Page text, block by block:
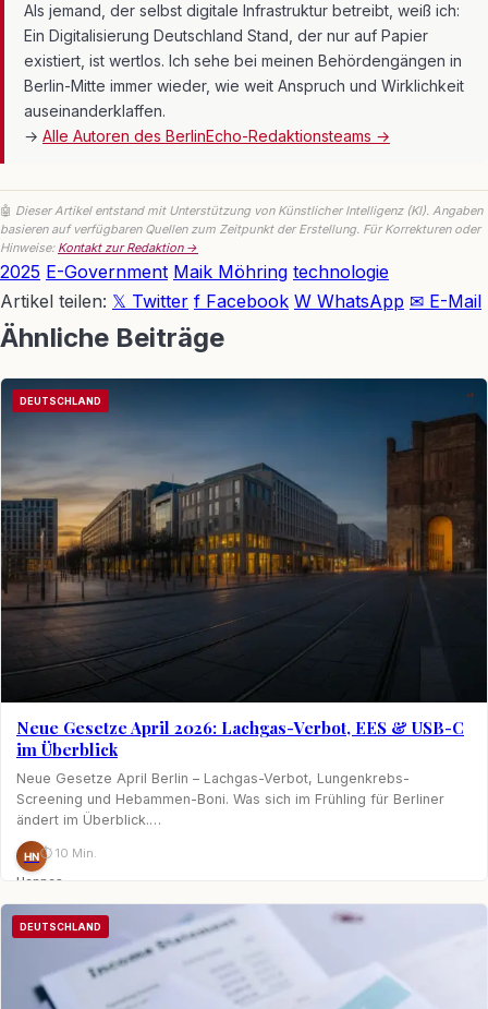
Als jemand, der selbst digitale Infrastruktur betreibt, weiß ich:
Ein Digitalisierung Deutschland Stand, der nur auf Papier
existiert, ist wertlos. Ich sehe bei meinen Behördengängen in
Berlin-Mitte immer wieder, wie weit Anspruch und Wirklichkeit
auseinanderklaffen.
→ Alle Autoren des BerlinEcho-Redaktionsteams →
🤖 Dieser Artikel entstand mit Unterstützung von Künstlicher Intelligenz (KI). Angaben
basieren auf verfügbaren Quellen zum Zeitpunkt der Erstellung. Für Korrekturen oder
Hinweise: Kontakt zur Redaktion →
2025 Link
E-Government Maik Möhring technologie
Artikel teilen: 𝕏 Twitter f Facebook W WhatsApp ✉ E-Mail
Ähnliche Beiträge
DEUTSCHLAND
Neue Gesetze April 2026: Lachgas-Verbot, EES & USB-C
im Überblick
Neue Gesetze April Berlin – Lachgas-Verbot, Lungenkrebs-
Screening und Hebammen-Boni. Was sich im Frühling für Berliner
ändert im Überblick.…
HN
Hannes
Nagel
⏱ 10 Min.
DEUTSCHLAND